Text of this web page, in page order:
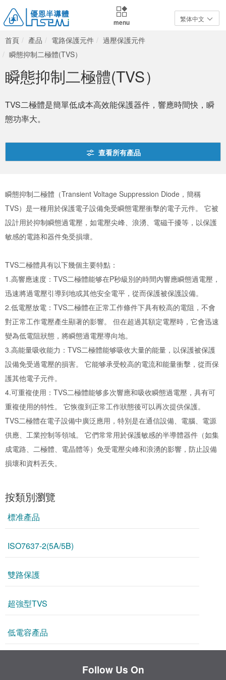
menu 繁体中文
首頁 產品 電路保護元件
過壓保護元件
瞬態抑制二極體(TVS）
瞬態抑制二極體(TVS）
TVS二極體是簡單低成本高效能保護器件，響應時間快，瞬
態功率大。
查看所有產品
瞬態抑制二極體（Transient Voltage Suppression Diode，簡稱
TVS）是一種用於保護電子設備免受瞬態電壓衝擊的電子元件。 它被
設計用於抑制瞬態過電壓，如電壓尖峰、浪湧、電磁干擾等，以保護
敏感的電路和器件免受損壞。
TVS二極體具有以下幾個主要特點：
1.高響應速度：TVS二極體能够在P秒級別的時間內響應瞬態過電壓，
迅速將過電壓引導到地或其他安全電平，從而保護被保護設備。
2.低電壓放電：TVS二極體在正常工作條件下具有較高的電阻，不會
對正常工作電壓產生顯著的影響。 但在超過其額定電壓時，它會迅速
變為低電阻狀態，將瞬態過電壓導向地。
3.高能量吸收能力：TVS二極體能够吸收大量的能量，以保護被保護
設備免受過電壓的損害。 它能够承受較高的電流和能量衝擊，從而保
護其他電子元件。
4.可重複使用：TVS二極體能够多次響應和吸收瞬態過電壓，具有可
重複使用的特性。 它恢復到正常工作狀態後可以再次提供保護。
TVS二極體在電子設備中廣泛應用，特別是在通信設備、電腦、電源
供應、工業控制等領域。 它們常常用於保護敏感的半導體器件（如集
成電路、二極體、電晶體等）免受電壓尖峰和浪湧的影響，防止設備
損壞和資料丟失。
按類別瀏覽
標准產品
ISO7637-2(5A/5B)
雙路保護
超強型TVS
低電容產品
Follow Us On